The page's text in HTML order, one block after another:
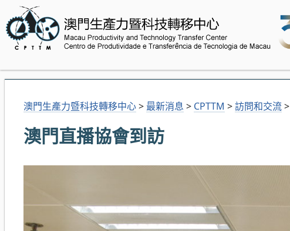
澳門生產力暨科技轉移中心> 最新消息 > CPTTM >訪問和交流>
澳門直播協會到訪